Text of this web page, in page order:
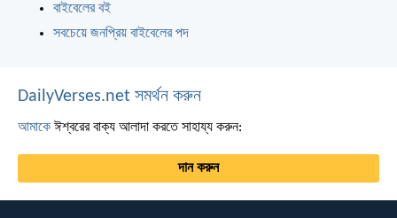
বাইবেলের বই
সবচেয়ে জনপ্রিয় বাইবেলের পদ
DailyVerses.net সমর্থন করুন
আমাকে ঈশ্বরের বাক্য আলাদা করতে সাহায্য করুন:
দান করুন